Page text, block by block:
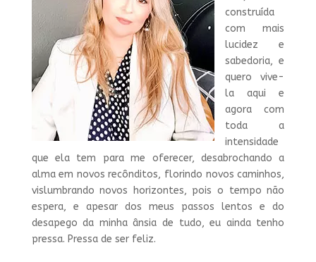
construída
com mais
lucidez e
sabedoria, e
quero vive-
la aqui e
agora com
toda a
intensidade
que ela tem para me oferecer, desabrochando a
alma em novos recônditos, florindo novos caminhos,
vislumbrando novos horizontes, pois o tempo não
espera, e apesar dos meus passos lentos e do
desapego da minha ânsia de tudo, eu ainda tenho
pressa. Pressa de ser feliz.